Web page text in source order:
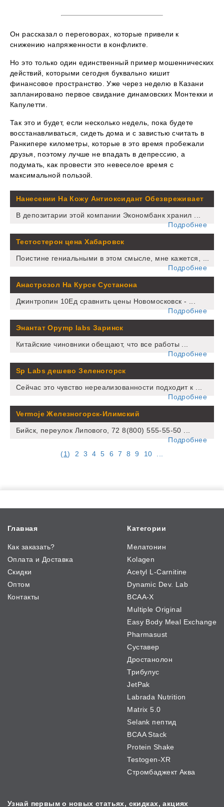
Он рассказал о переговорах, которые привели к
снижению напряженности в конфликте.
Но это только один единственный пример мошеннических
действий, которыми сегодня буквально кишит
финансовое пространство. Уже через неделю в Казани
запланировано первое свидание динамовских Монтекки и
Капулетти.
Так это и будет, если несколько недель, пока будете
восстанавливаться, сидеть дома и с завистью считать в
Ранкипере километры, которые в это время пробежали
друзья, поэтому лучше не впадать в депрессию, а
подумать, как провести это невеселое время с
максимальной пользой.
Нанесении На Кожу Антиоксидант Обезвреживает
В депозитарии этой компании Экономбанк хранил ...
Подробнее
Тестостерон цена Хабаровск
Поистине гениальными в этом смысле, мне кажется, ...
Подробнее
Анастрозол На Курсе Сустанона
Джинтропин 10Ед сравнить цены Новомосковск - ...
Подробнее
Энантат Opymp labs Заринск
Китайские чиновники обещают, что все работы ...
Подробнее
Sp Labs дешево Зеленогорск
Сейчас это чувство нереализованности подходит к ...
Подробнее
Vermoje Железногорск-Илимский
Бийск, переулок Липового, 72 8(800) 555-55-50 ...
Подробнее
(1) 2 3 4 5 6 7 8 9 10
Главная
Как заказать?
Оплата и Доставка
Скидки
Оптом
Контакты
Категории
Мелатонин
Kolagen
Acetyl L-Carnitine
Dynamic Dev. Lab
BCAA-X
Multiple Original
Easy Body Meal Exchange
Pharmasust
Суставер
Дростанолон
Трибулус
JetPak
Labrada Nutrition
Matrix 5.0
Selank пептид
BCAA Stack
Protein Shake
Testogen-XR
Стромбаджект Аква
Узнай первым о новых статьях, скидках, акциях